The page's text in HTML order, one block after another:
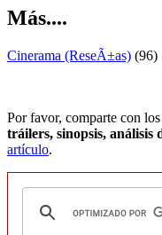
Más....
Cinerama (ReseÃ±as) (96)
Por favor, comparte con
tráilers, sinopsis, análisis
artículo.